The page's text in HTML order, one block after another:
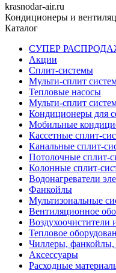
krasnodar-air.ru
Кондиционеры и
Каталог
СУПЕР
Акции
Сплит-системы
Мульти-сплит
Тепловые насосы
Мульти-сплит
Кондиционеры для
Мобильные
Кассетные сплит-
Канальные сплит-
Потолочные сплит-
Колонные сплит-
Водонагреватели
Фанкойлы
Мультизональные
Вентиляционное
Воздухоочистители
Тепловое
Чиллеры,
Аксессуары
Расходные